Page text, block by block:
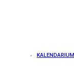
KALENDARIUM